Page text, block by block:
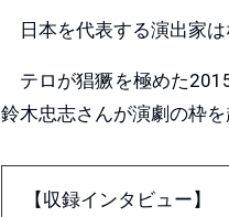
日本を代表する演出家は
テロが猖獗を極めた
鈴木忠志さんが演劇の枠
【収録インタビュー】